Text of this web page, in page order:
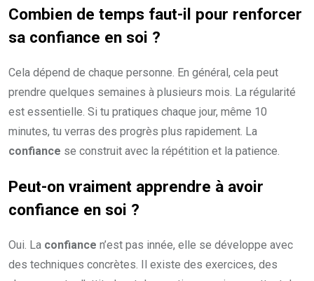
Combien de temps faut-il pour renforcer
sa confiance en soi ?
Cela dépend de chaque personne. En général, cela peut
prendre quelques semaines à plusieurs mois. La régularité
est essentielle. Si tu pratiques chaque jour, même 10
minutes, tu verras des progrès plus rapidement. La
confiance se construit avec la répétition et la patience.
Peut-on vraiment apprendre à avoir
confiance en soi ?
Oui. La confiance n’est pas innée, elle se développe avec
des techniques concrètes. Il existe des exercices, des